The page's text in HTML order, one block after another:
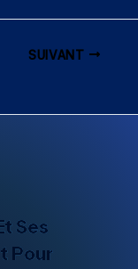
SUIVANT
Ses
Pour